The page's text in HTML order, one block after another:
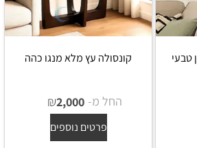
טבעי קונסולה עץ מלא מנגו כהה
החל מ- ₪2,000
פרטים נוספים